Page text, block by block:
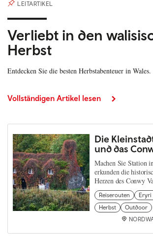
LEITARTIKEL
Verliebt in den
Herbst
Entdecken Sie die besten Herbstabenteuer in Wales.
Vollständigen Artikel lesen
Die
und das
Machen Sie Station
erkunden die
Herzen des Conwy
Reiserouten
Eryri
Herbst
Outdoor